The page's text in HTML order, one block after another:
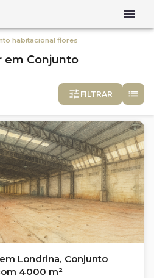
habitacional flores
em Conjunto
FILTRAR
Londrina, Conjunto
4000 m²